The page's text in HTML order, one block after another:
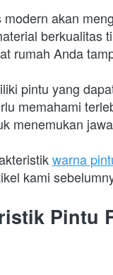
akan
berkualitas
rumah Anda
pintu yang
memahami
menemukan
warna
kami
Pintu